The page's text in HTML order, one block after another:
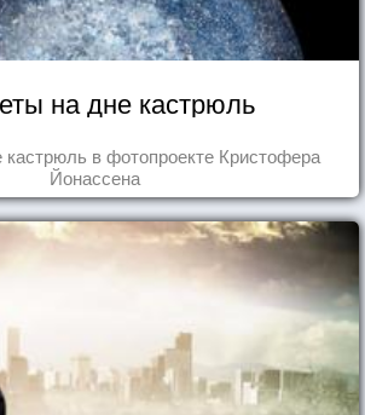
на дне кастрюль
в фотопроекте Кристофера
Йонассена